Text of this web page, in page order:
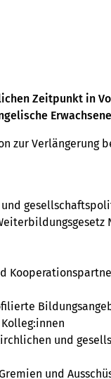
Zeitpunkt in
zur Verlängerung
und
und